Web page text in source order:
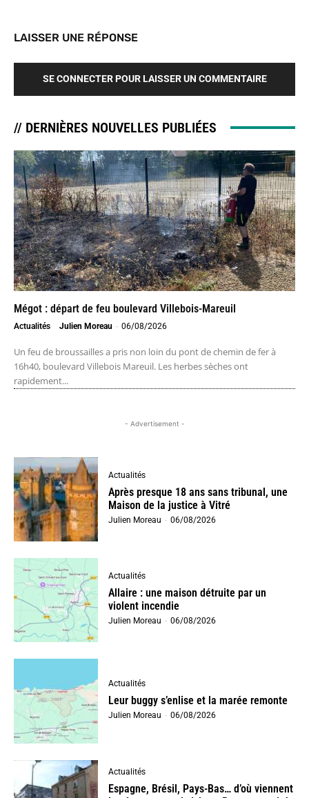
LAISSER UNE RÉPONSE
SE CONNECTER POUR LAISSER UN COMMENTAIRE
// DERNIÈRES NOUVELLES PUBLIÉES
Mégot : départ de feu boulevard Villebois-Mareuil
Actualités Julien Moreau - 06/08/2026
Un feu de broussailles a pris non loin du pont de chemin de fer à
16h40, boulevard Villebois Mareuil. Les herbes sèches ont
rapidement...
- Advertisement -
Actualités
Après presque 18 ans sans tribunal, une
Maison de la justice à Vitré
Julien Moreau - 06/08/2026
Actualités
Allaire : une maison détruite par un
violent incendie
Julien Moreau - 06/08/2026
Actualités
Leur buggy s’enlise et la marée remonte
Julien Moreau - 06/08/2026
Actualités
Espagne, Brésil, Pays-Bas… d’où viennent